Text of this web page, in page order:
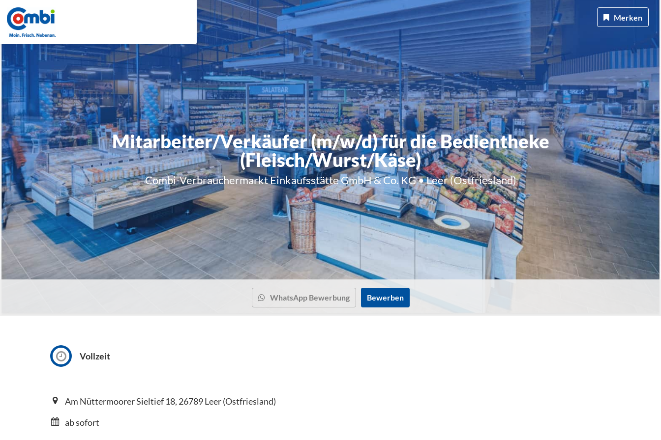
Mitarbeiter/Verkäufer (m/w/d) für die Bedientheke
(Fleisch/Wurst/Käse)
Combi-Verbrauchermarkt Einkaufsstätte GmbH & Co. KG • Leer (Ostfriesland)
Merken
WhatsApp Bewerbung Bewerben
Vollzeit
Am Nüttermoorer Sieltief 18, 26789 Leer (Ostfriesland)
ab sofort